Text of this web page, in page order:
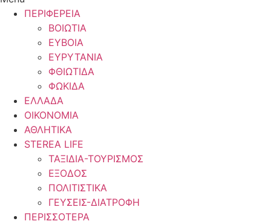
ΠΕΡΙΦΕΡΕΙΑ
ΒΟΙΩΤΙΑ
ΕΥΒΟΙΑ
ΕΥΡΥΤΑΝΙΑ
ΦΘΙΩΤΙΔΑ
ΦΩΚΙΔΑ
ΕΛΛΑΔΑ
ΟΙΚΟΝΟΜΙΑ
ΑΘΛΗΤΙΚΑ
STEREA LIFE
ΤΑΞΙΔΙΑ-ΤΟΥΡΙΣΜΟΣ
ΕΞΟΔΟΣ
ΠΟΛΙΤΙΣΤΙΚΑ
ΓΕΥΣΕΙΣ-ΔΙΑΤΡΟΦΗ
ΠΕΡΙΣΣΟΤΕΡΑ